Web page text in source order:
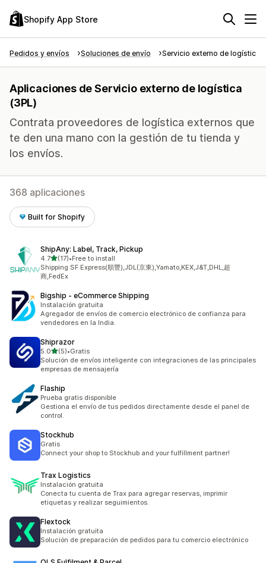
Shopify App Store
Pedidos y envíos Soluciones de envío Servicio externo de logística
Aplicaciones de Servicio externo de logística
(3PL)
Contrata proveedores de logística externos que
te den una mano con la gestión de tu tienda y
los envíos.
368 aplicaciones
Built for Shopify
ShipAny: Label, Track, Pickup
4.7de 5 estrellas
(17)
17 reseñas en total
•Free to install
Shipping SF Express(順豐),JDL(京東),Yamato,KEX,J&T,DHL,超
商,FedEx
Bigship ‑ eCommerce Shipping
Instalación gratuita
Agregador de envíos de comercio electrónico de confianza para
vendedores en la India.
Shiprazor
5.0de 5 estrellas
(5)
5 reseñas en total
•Gratis
Solución de envíos inteligente con integraciones de las principales
empresas de mensajería
Flaship
Prueba gratis disponible
Gestiona el envío de tus pedidos directamente desde el panel de
control.
Stockhub
Gratis
Connect your shop to Stockhub and your fulfillment partner!
Trax Logistics
Instalación gratuita
Conecta tu cuenta de Trax para agregar reservas, imprimir
etiquetas y realizar seguimientos.
Flextock
Instalación gratuita
Solución de preparación de pedidos para tu comercio electrónico